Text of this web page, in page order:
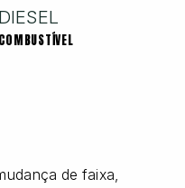
DIESEL
COMBUSTÍVEL
de faixa,